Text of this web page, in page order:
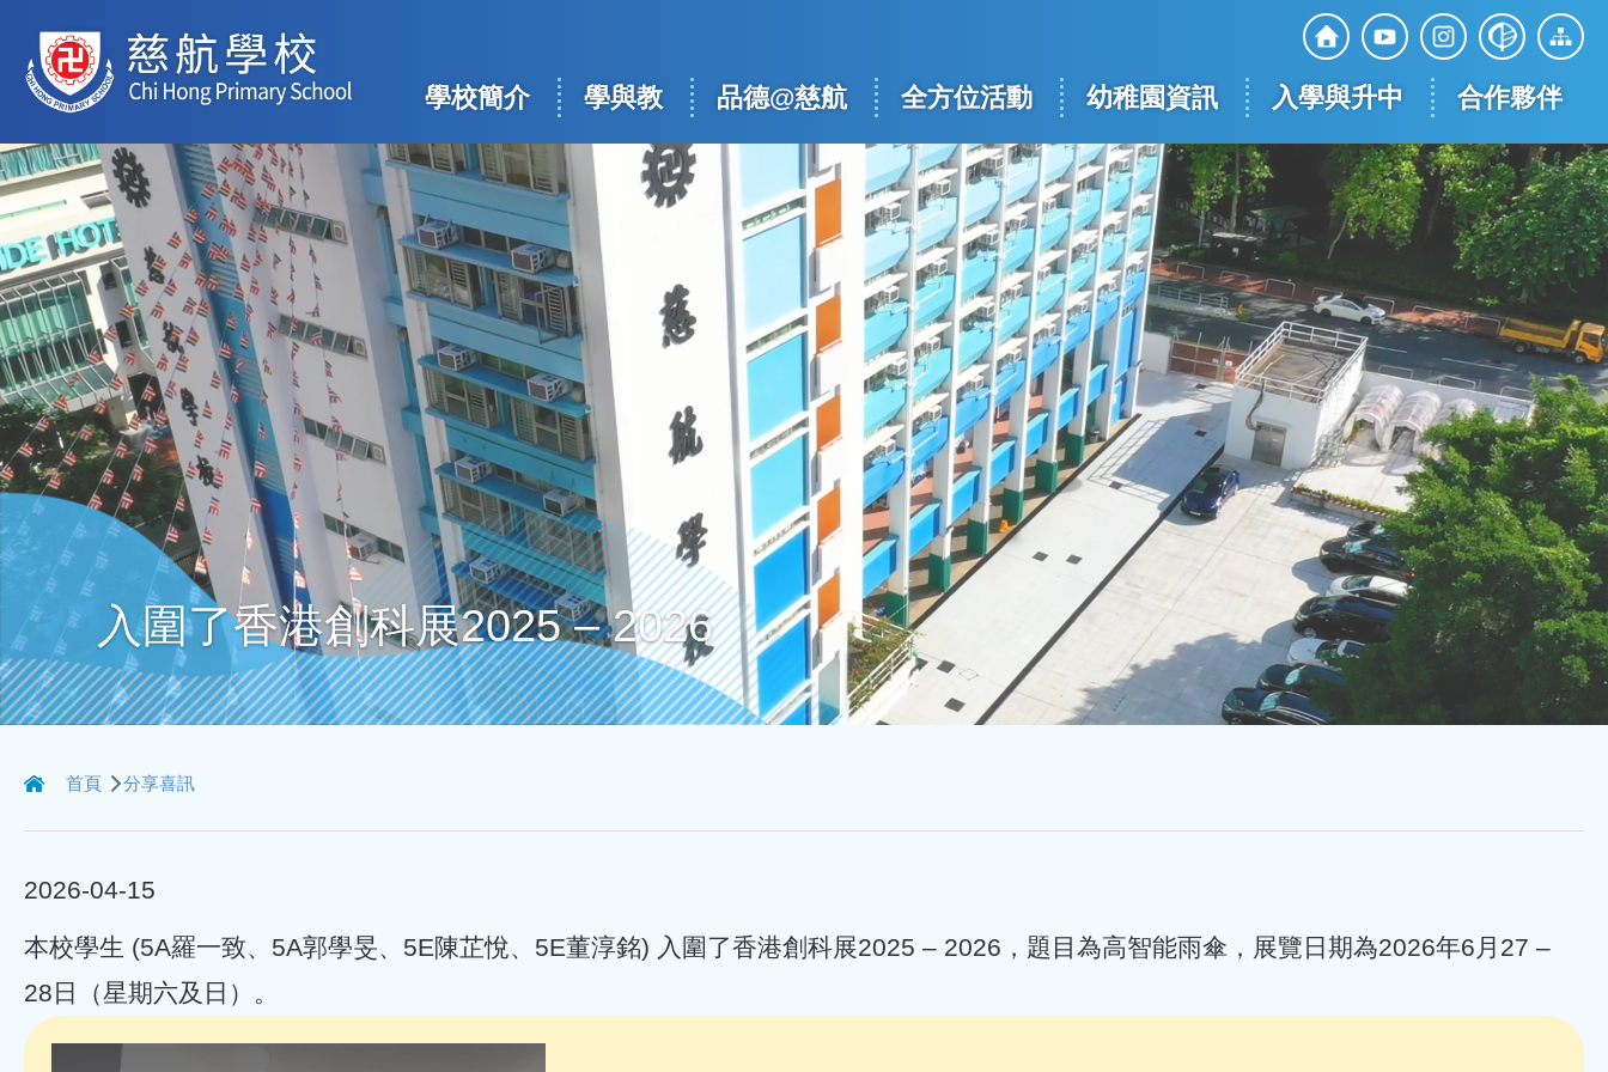
Top
Social
Media
Main
navigation
學校簡介 學與教 品德@慈航 全方位活動 幼稚園資訊 入學與升中 合作夥伴
入圍了香港創科展2025 – 2026
航
結
首頁 分享喜訊
2026-04-15
本校學生 (5A羅一致、5A郭學旻、5E陳芷悅、5E董淳銘) 入圍了香港創科展2025 – 2026，題目為高智能雨傘，展覽日期為2026年6月27 –
28日（星期六及日）。